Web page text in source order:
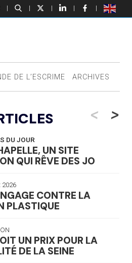
| | | | |
DE L’ESCRIME ARCHIVES
<
DU JOUR
UN SITE
QUI RÊVE DES JO
2026
CONTRE LA
PLASTIQUE
UN PRIX POUR LA
DE LA SEINE
>